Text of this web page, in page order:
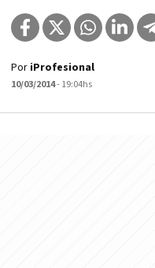
Por iProfesional
10/03/2014- 19:04hs